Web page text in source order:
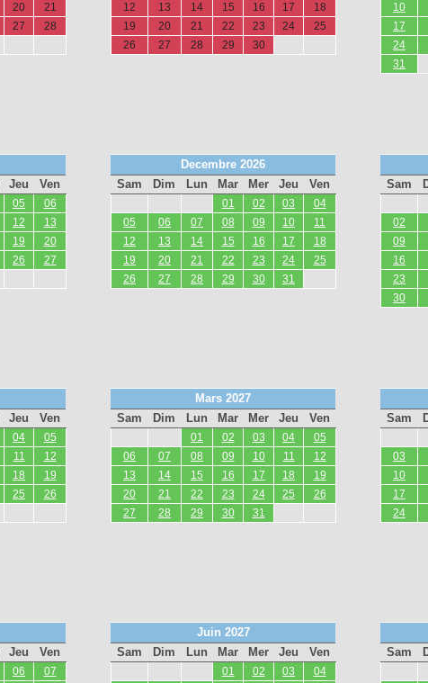
20
21
27
28
12
13 14 15 16 17
18
19
20 21 22 23 24
25
26
27 28 29 30
10
17
24
31
Jeu Ven
05
06
12
13
19
20
26
27
Decembre 2026
Sam
Dim Lun Mar Mer Jeu Ven
01 02 03
04
05
06 07 08 09 10
11
12
13 14 15 16 17
18
19
20 21 22 23 24
25
26
27 28 29 30 31
Sam
02
09
16
23
30
Jeu Ven
04
05
11
12
18
19
25
26
Mars 2027
Sam
Dim Lun Mar Mer Jeu Ven
01 02 03 04
05
06
07 08 09 10 11
12
13
14 15 16 17 18
19
20
21 22 23 24 25
26
27
28 29 30 31
Sam
03
10
17
24
Jeu Ven
06 07
Juin 2027
Sam
Dim Lun Mar Mer Jeu Ven
01 02 03 04
Sam